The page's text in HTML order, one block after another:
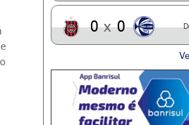
0 x 0